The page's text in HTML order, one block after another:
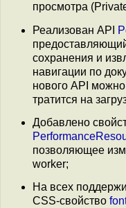
просмотра
Реализован API
сохранения и
навигации по
нового API
тратится на
Добавлено
позволяющее
worker;
На всех
CSS-свойство